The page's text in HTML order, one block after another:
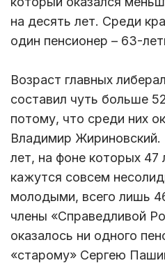
на десять лет. Среди
один пенсионер – 63-
Возраст главных
составил чуть больше
потому, что среди них
Владимир Жириновский.
лет, на фоне которых 47
кажутся совсем
молодыми, всего лишь
члены «Справедливой
оказалось ни одного
«старому» Сергею